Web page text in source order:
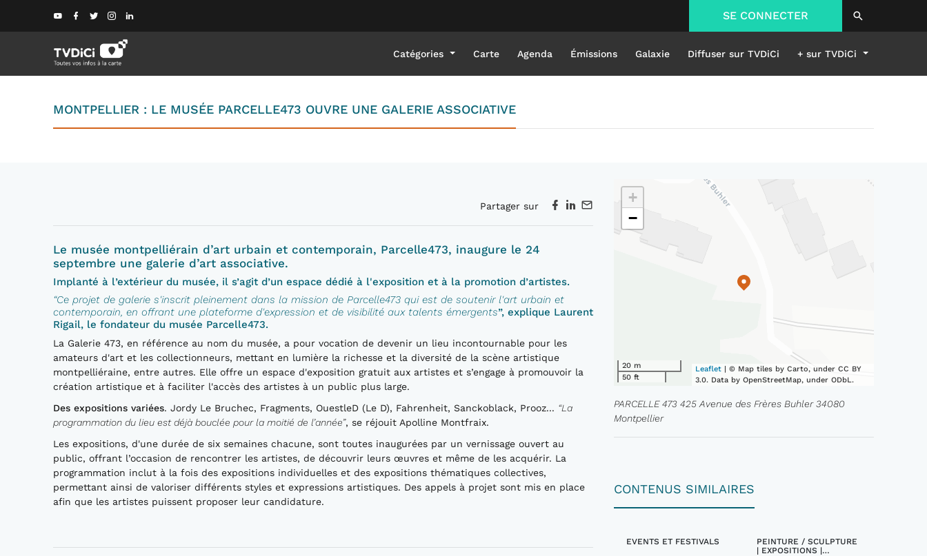
SE CONNECTER
Catégories Carte Agenda Émissions Galaxie Diffuser sur TVDiCi + sur TVDiCi
MONTPELLIER : LE MUSÉE PARCELLE473 OUVRE UNE GALERIE ASSOCIATIVE
Partager sur
Le musée montpelliérain d’art urbain et contemporain, Parcelle473, inaugure le 24
septembre une galerie d’art associative.
Implanté à l’extérieur du musée, il s’agit d’un espace dédié à l'exposition et à la promotion d’artistes.
“Ce projet de galerie s'inscrit pleinement dans la mission de Parcelle473 qui est de soutenir l'art urbain et
contemporain, en offrant une plateforme d'expression et de visibilité aux talents émergents”, explique Laurent
Rigail, le fondateur du musée Parcelle473.
La Galerie 473, en référence au nom du musée, a pour vocation de devenir un lieu incontournable pour les
amateurs d'art et les collectionneurs, mettant en lumière la richesse et la diversité de la scène artistique
montpelliéraine, entre autres. Elle offre un espace d'exposition gratuit aux artistes et s’engage à promouvoir la
création artistique et à faciliter l'accès des artistes à un public plus large.
Des expositions variées. Jordy Le Bruchec, Fragments, OuestleD (Le D), Fahrenheit, Sanckoblack, Prooz... “La
programmation du lieu est déjà bouclée pour la moitié de l’année”, se réjouit Apolline Montfraix.
Les expositions, d'une durée de six semaines chacune, sont toutes inaugurées par un vernissage ouvert au
public, offrant l’occasion de rencontrer les artistes, de découvrir leurs œuvres et même de les acquérir. La
programmation inclut à la fois des expositions individuelles et des expositions thématiques collectives,
permettant ainsi de valoriser différents styles et expressions artistiques. Des appels à projet sont mis en place
afin que les artistes puissent proposer leur candidature.
+
−
20 m
50 ft
Leaflet | © Map tiles by Carto, under CC BY
3.0. Data by OpenStreetMap, under ODbL.
PARCELLE 473 425 Avenue des Frères Buhler 34080
Montpellier
CONTENUS SIMILAIRES
EVENTS ET FESTIVALS
PEINTURE / SCULPTURE
| EXPOSITIONS |